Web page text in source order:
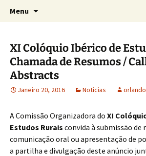
SPER
Sociedade Portuguesa de
Menu
XI Colóquio Ibérico de
Chamada de Resumos /
Abstracts
Janeiro 20, 2016 Notícias orlando
A Comissão Organizadora do XI
Estudos Rurais convida à submissão de
comunicação oral ou apresentação de
a partilha e divulgação deste anúncio